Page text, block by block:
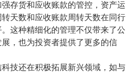
存货和应收账款的管控，资产运
天数和应收账款周转天数在同行
这种精细化的管理不仅带来了公
，也为投资者提供了更多的信
技还在积极拓展新兴领域，如与